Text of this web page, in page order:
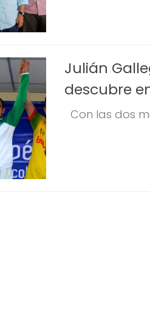
Julián
descubre
Con las dos